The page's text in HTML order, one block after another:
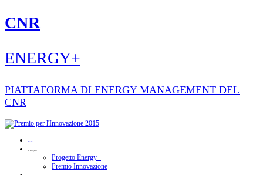
CNR
ENERGY+
PIATTAFORMA DI ENERGY MANAGEMENT DEL
CNR
Home
Il Progetto
Progetto Energy+
Premio Innovazione